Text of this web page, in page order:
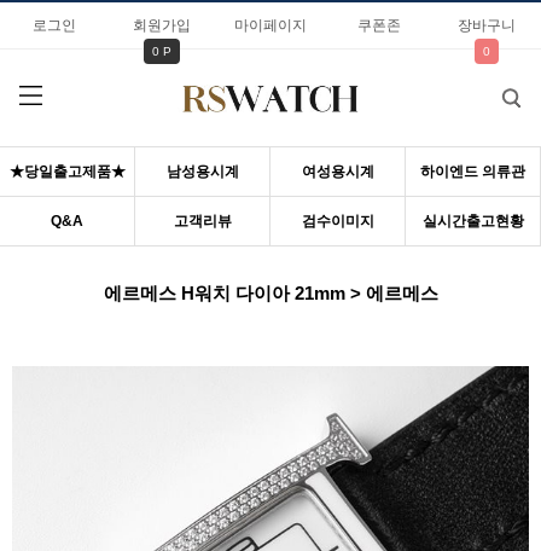
로그인 회원가입
0 P
마이페이지 쿠폰존 장바구니
0
★당일출고제품★ 남성용시계 여성용시계 하이엔드 의류관
Q&A 고객리뷰 검수이미지 실시간출고현황
에르메스 H워치 다이아 21mm > 에르메스